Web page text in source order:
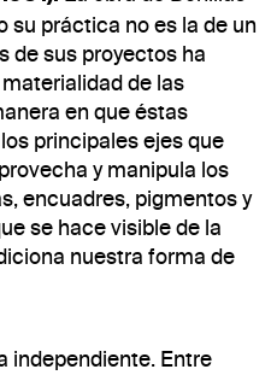
su práctica no es la de un
de sus proyectos ha
de las
en que éstas
principales ejes que
y manipula los
encuadres, pigmentos y
se hace visible de la
nuestra forma de
independiente. Entre